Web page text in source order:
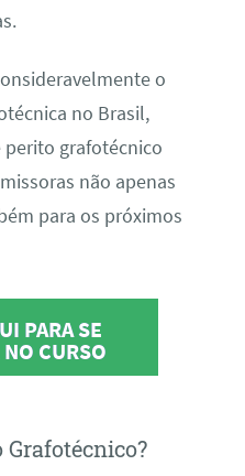
o
no Brasil,
grafotécnico
não apenas
para os próximos
PARA SE
CURSO